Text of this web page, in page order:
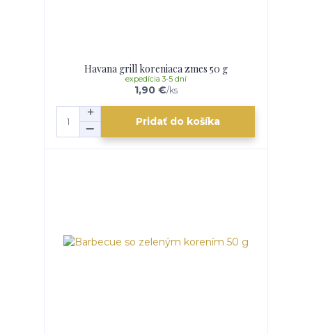
Havana grill koreniaca zmes 50 g
1,90 €/ks
expedícia 3-5 dní
Pridať do košíka